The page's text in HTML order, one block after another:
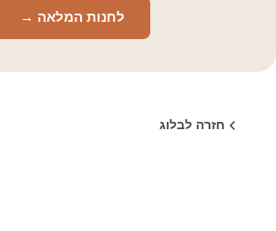
לחנות המלאה →
חזרה לבלוג